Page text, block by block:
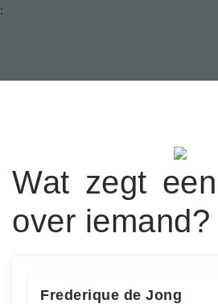
:
Wat zegt
over iemand?
Frederique de Jong